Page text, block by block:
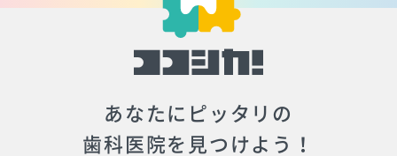
あなたにピッタリの
歯科医院を見つけよう！